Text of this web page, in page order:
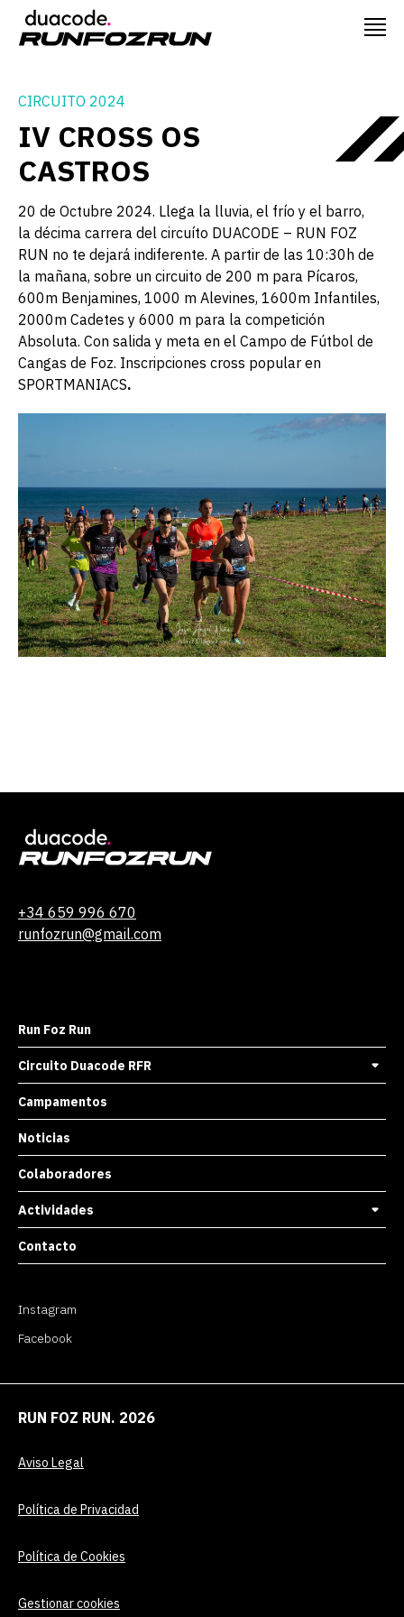
CIRCUITO 2024
IV CROSS OS
CASTROS
20 de Octubre 2024. Llega la lluvia, el frío y el barro,
la décima carrera del circuíto DUACODE – RUN FOZ
RUN no te dejará indiferente. A partir de las 10:30h de
la mañana, sobre un circuito de 200 m para Pícaros,
600m Benjamines, 1000 m Alevines, 1600m Infantiles,
2000m Cadetes y 6000 m para la competición
Absoluta. Con salida y meta en el Campo de Fútbol de
Cangas de Foz. Inscripciones cross popular en
SPORTMANIACS.
+34 659 996 670
runfozrun@gmail.com
Run Foz Run
Circuito Duacode RFR
Campamentos
Noticias
Colaboradores
Actividades
Contacto
Instagram
Facebook
RUN FOZ RUN. 2026
Aviso Legal
Política de Privacidad
Política de Cookies
Gestionar cookies